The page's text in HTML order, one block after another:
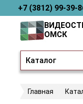
+7 (3812) 99-39-
Каталог
ОМСК
Главная